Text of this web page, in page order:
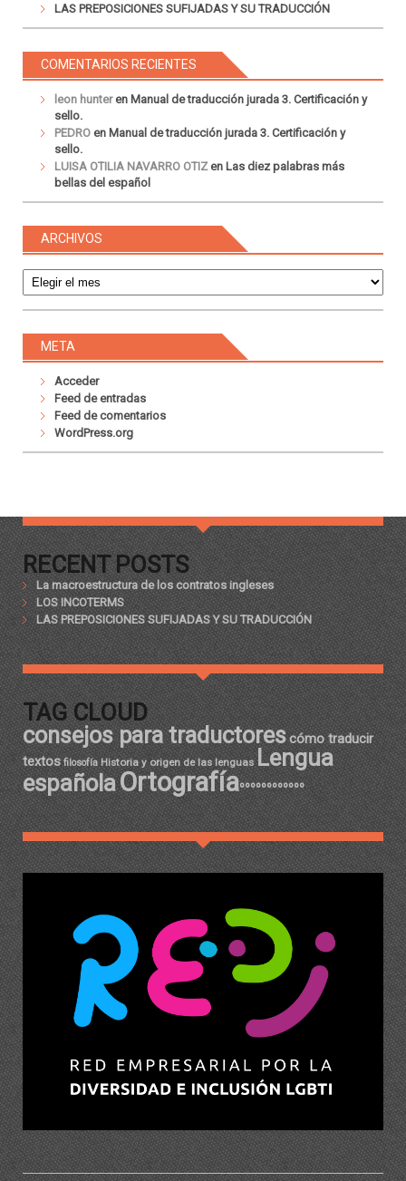
LAS PREPOSICIONES SUFIJADAS Y SU TRADUCCIÓN
COMENTARIOS RECIENTES
leon hunteren Manual de traducción jurada 3. Certificación y
sello.
PEDRO en Manual de traducción jurada 3. Certificación y
sello.
LUISA OTILIA NAVARRO OTIZ en Las diez palabras más
bellas del español
ARCHIVOS
META
Acceder
Feed de entradas
Feed de comentarios
WordPress.org
RECENT POSTS
La macroestructura de los contratos ingleses
LOS INCOTERMS
LAS PREPOSICIONES SUFIJADAS Y SU TRADUCCIÓN
TAG CLOUD
consejos para traductorescómo traducir
textos filosofía Historia y origen de las lenguas Lengua
españolaOrtografíaºººººººººººº